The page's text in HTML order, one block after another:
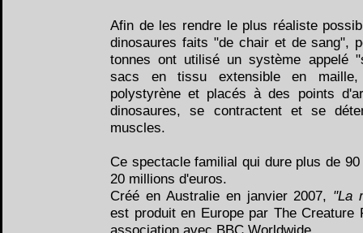
Afin de les rendre le plus réaliste
dinosaures faits "de chair et de sang",
tonnes ont utilisé un système appelé
sacs en tissu extensible en
polystyrène et placés à des points
dinosaures, se contractent et se
muscles.
Ce spectacle familial qui dure plus de
20 millions d'euros.
Créé en Australie en janvier 2007, "La
est produit en Europe par The Creature
association avec BBC Worldwide.